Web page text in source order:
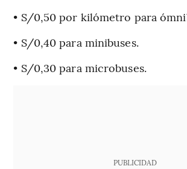
• S/0,50 por kilómetro para
• S/0,40 para minibuses.
• S/0,30 para microbuses.
PUBLICIDAD